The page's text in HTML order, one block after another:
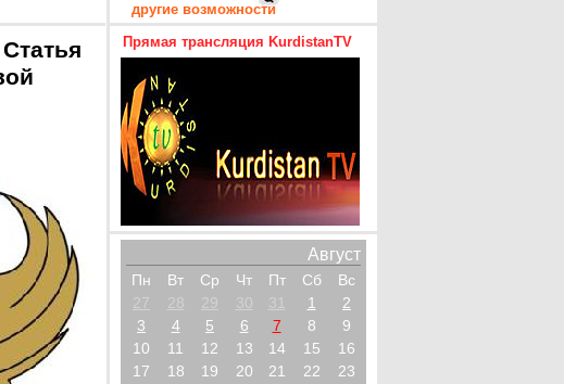
другие возможности
Прямая трансляция KurdistanTV
Август
Пн Вт Ср Чт Пт Сб
Вс
27
28 29 30 31 1
2
3
4 5 6 7 8
9
10
11 12 13 14 15
16
17
18 19 20 21 22
23